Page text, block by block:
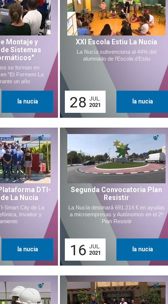
Montaje y
Sistemas
se forman en
"Et Formem La
un año
la nucia
XXI Escola Estiu La Nucía
La Nucía subvenciona al 44% del
alumnado de l'Escola d'Estiu
28 JUL.
2021
la nucia
DTI-
La Nucía
Smart City de La
Invattur y
la nucia
Segunda Convocatoria Plan
Resistir
La Nucía destinará 691.214 € en ayudas
a microempresas y Autónomos en el 2º
Plan Resistir
16 JUL.
2021
la nucia